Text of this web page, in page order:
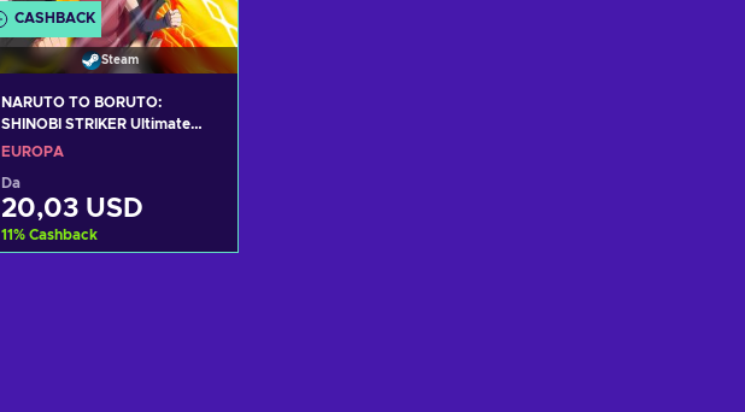
CASHBACK
Steam
NARUTO TO BORUTO:
SHINOBI STRIKER Ultimate
Edition (PC) Steam Key
EUROPA
Da
20,03 USD
11% Cashback